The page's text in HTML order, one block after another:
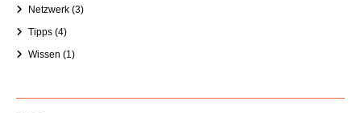
Netzwerk (3)
Tipps (4)
Wissen (1)